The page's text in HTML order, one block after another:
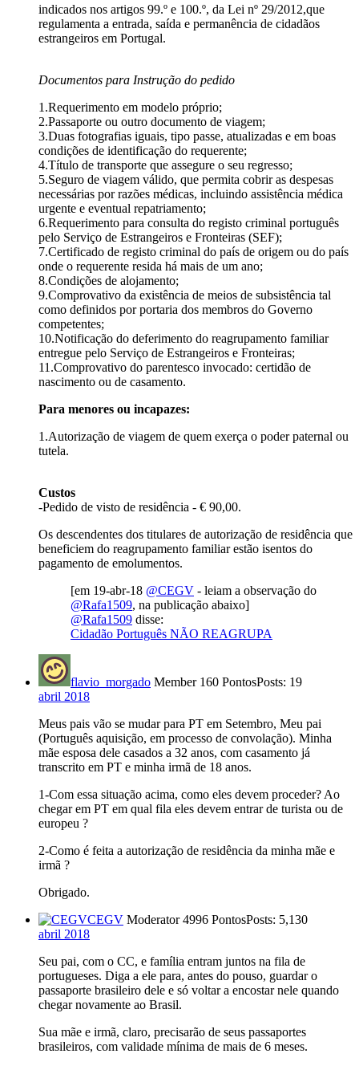
indicados nos artigos 99.º e 100.º, da Lei nº 29/2012,que
regulamenta a entrada, saída e permanência de cidadãos
estrangeiros em Portugal.
Documentos para Instrução do pedido
1.Requerimento em modelo próprio;
2.Passaporte ou outro documento de viagem;
3.Duas fotografias iguais, tipo passe, atualizadas e em boas
condições de identificação do requerente;
4.Título de transporte que assegure o seu regresso;
5.Seguro de viagem válido, que permita cobrir as despesas
necessárias por razões médicas, incluindo assistência médica
urgente e eventual repatriamento;
6.Requerimento para consulta do registo criminal português
pelo Serviço de Estrangeiros e Fronteiras (SEF);
7.Certificado de registo criminal do país de origem ou do país
onde o requerente resida há mais de um ano;
8.Condições de alojamento;
9.Comprovativo da existência de meios de subsistência tal
como definidos por portaria dos membros do Governo
competentes;
10.Notificação do deferimento do reagrupamento familiar
entregue pelo Serviço de Estrangeiros e Fronteiras;
11.Comprovativo do parentesco invocado: certidão de
nascimento ou de casamento.
Para menores ou incapazes:
1.Autorização de viagem de quem exerça o poder paternal ou
tutela.
Custos
-Pedido de visto de residência - € 90,00.
Os descendentes dos titulares de autorização de residência que
beneficiem do reagrupamento familiar estão isentos do
pagamento de emolumentos.
[em 19-abr-18 @CEGV - leiam a observação do
@Rafa1509, na publicação abaixo]
@Rafa1509 disse:
Cidadão Português NÃO REAGRUPA
flavio_morgado Member 160 PontosPosts: 19
abril 2018
Meus pais vão se mudar para PT em Setembro, Meu pai
(Português aquisição, em processo de convolação). Minha
mãe esposa dele casados a 32 anos, com casamento já
transcrito em PT e minha irmã de 18 anos.
1-Com essa situação acima, como eles devem proceder? Ao
chegar em PT em qual fila eles devem entrar de turista ou de
europeu ?
2-Como é feita a autorização de residência da minha mãe e
irmã ?
Obrigado.
CEGV Moderator 4996 PontosPosts: 5,130
abril 2018
Seu pai, com o CC, e família entram juntos na fila de
portugueses. Diga a ele para, antes do pouso, guardar o
passaporte brasileiro dele e só voltar a encostar nele quando
chegar novamente ao Brasil.
Sua mãe e irmã, claro, precisarão de seus passaportes
brasileiros, com validade mínima de mais de 6 meses.